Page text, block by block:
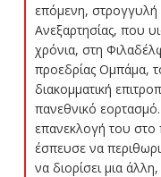
επόμενη, στρογγυλή
Ανεξαρτησίας, που
χρόνια, στη
προεδρίας Ομπάμα,
διακομματική
πανεθνικό
επανεκλογή του
έσπευσε να
να διορίσει μια